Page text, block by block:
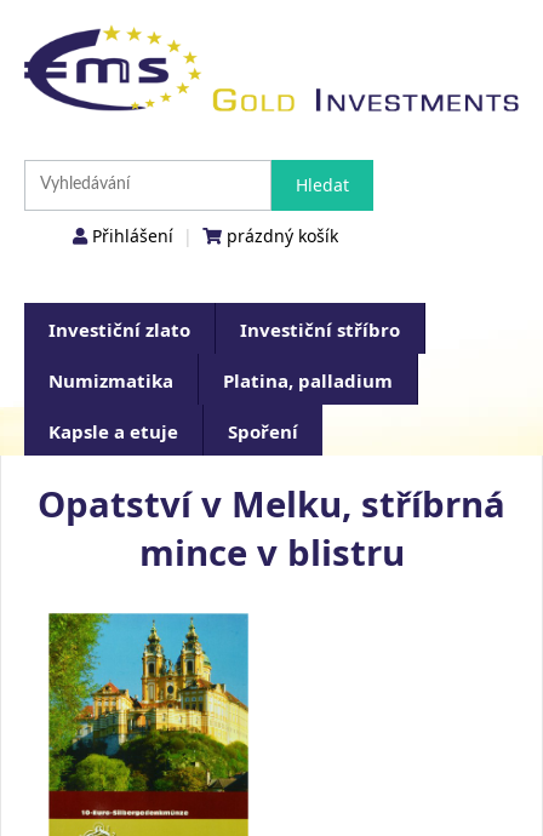
Přihlášení | prázdný košík
Investiční zlato Investiční stříbro
Numizmatika Platina, palladium
Kapsle a etuje Spoření
Opatství v Melku, stříbrná
mince v blistru